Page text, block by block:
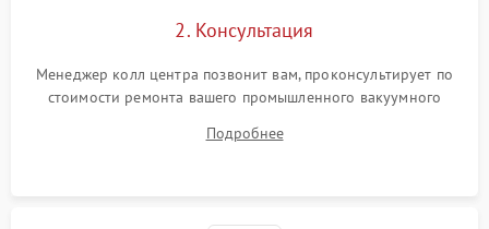
2. Консультация
Менеджер колл центра позвонит вам, проконсультирует по
стоимости ремонта вашего промышленного вакуумного
Подробнее